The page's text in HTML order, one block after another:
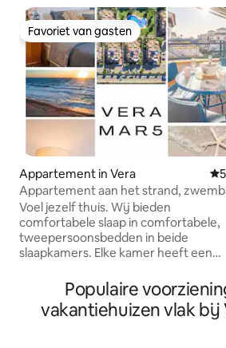
Favoriet van gasten
Favoriet van gasten
Appartement in Vera
Appartement aan het strand,
parkeerplaats, verwarmd
Voel jezelf thuis. Wij bieden
comfortabele slaap in comfortabele,
tweepersoonsbedden in beide
slaapkamers. Elke kamer heeft een
appartement gezellig is in de koudere
maanden van Spanje. De verlichting
zorgvuldig geselecteerde
Populaire
vakantiehuizen vlak bij